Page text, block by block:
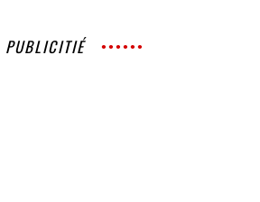
PUBLICITIÉ